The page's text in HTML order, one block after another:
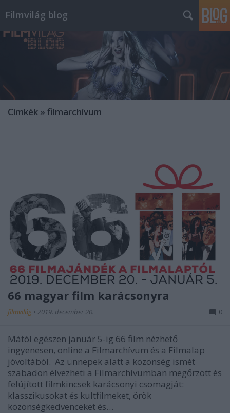
Filmvilág blog
Címkék » filmarchívum
66 magyar film karácsonyra
filmvilág • 2019. december 20. 0
Mától egészen január 5-ig 66 film nézhető
ingyenesen, online a Filmarchívum és a Filmalap
jóvoltából. Az ünnepek alatt a közönség ismét
szabadon élvezheti a Filmarchívumban megőrzött és
felújított filmkincsek karácsonyi csomagját:
klasszikusokat és kultfilmeket, örök
közönségkedvenceket és…